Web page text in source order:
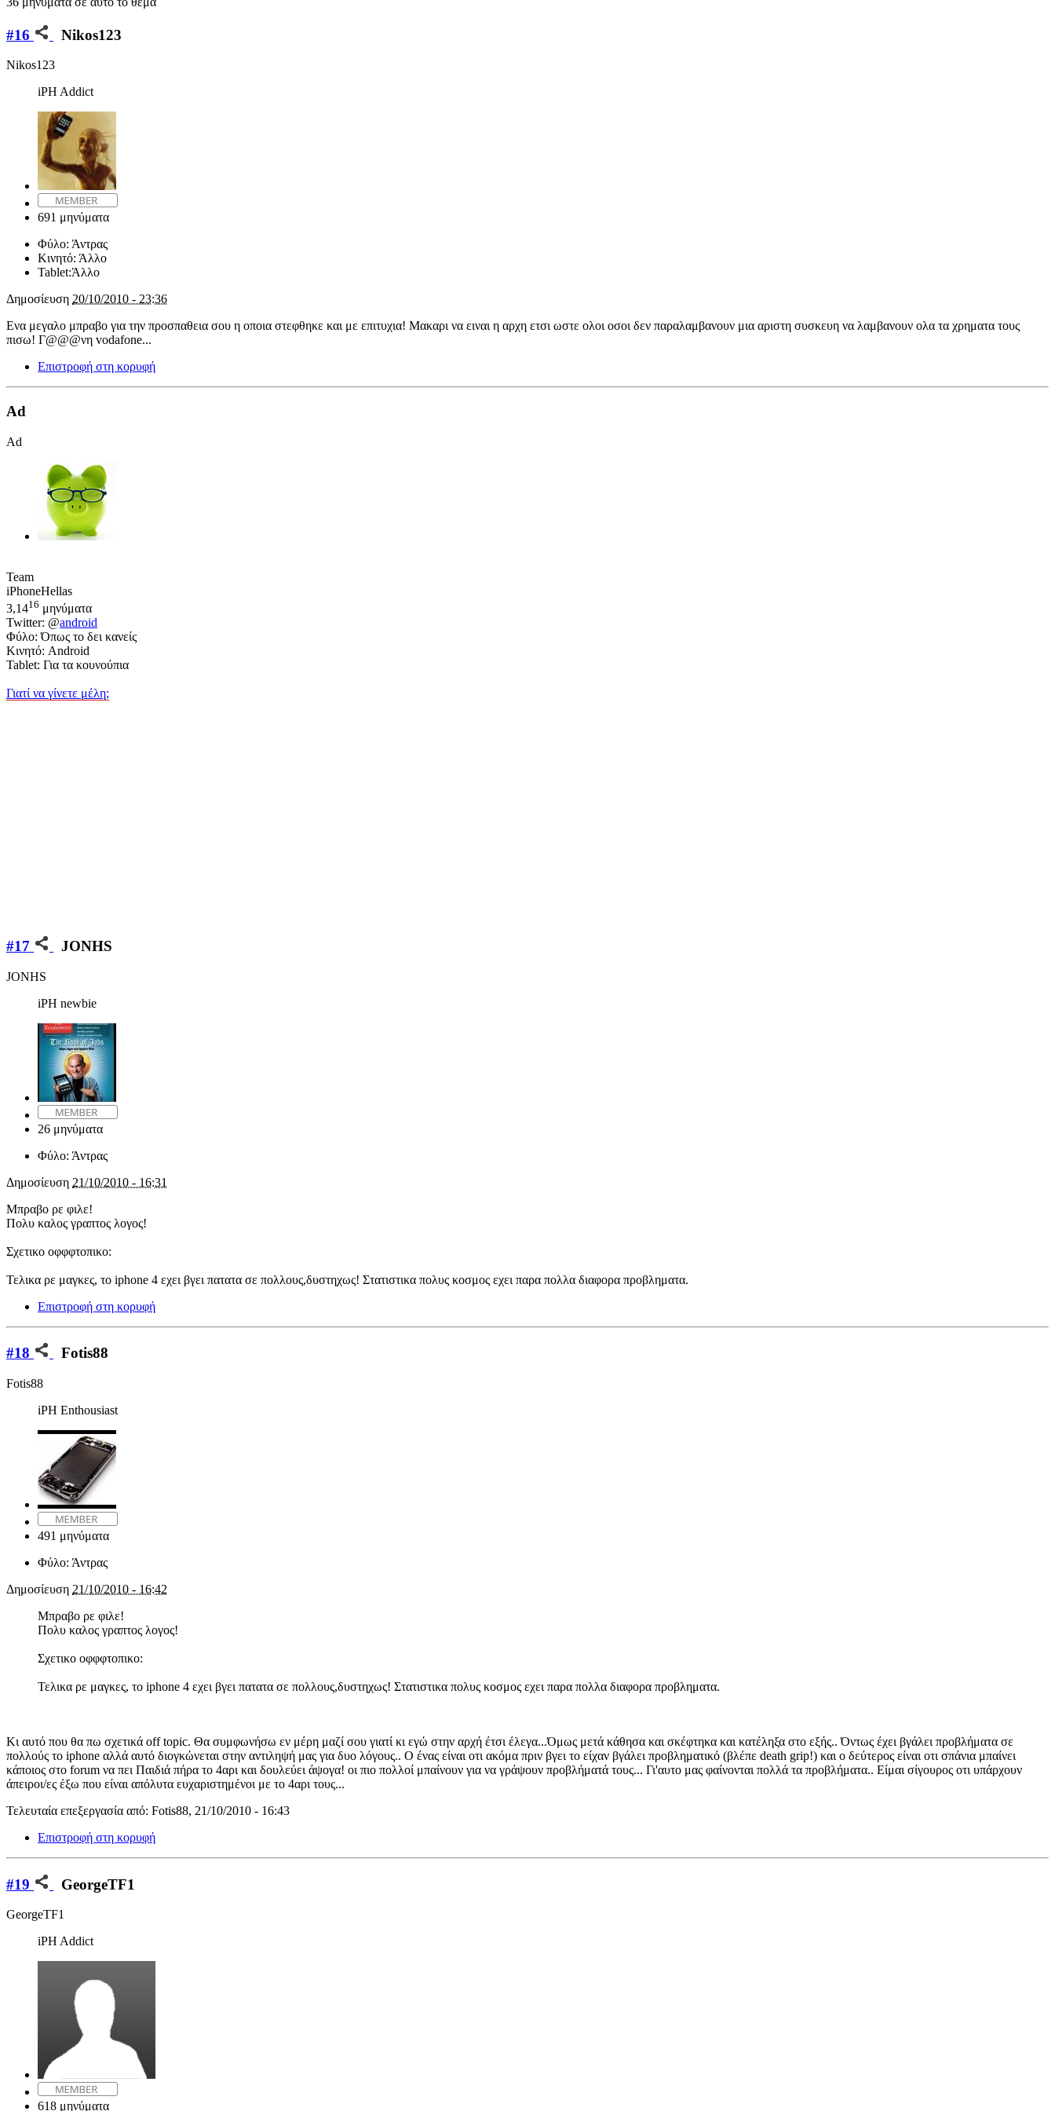
#16 Nikos123
Nikos123
iPH Addict
691 μηνύματα
Φύλο: Άντρας
Κινητό: Άλλο
Tablet:Άλλο
Δημοσίευση 20/10/2010 - 23:36
Ενα μεγαλο μπραβο για την προσπαθεια σου η οποια στεφθηκε και με επιτυχια! Μακαρι να ειναι η αρχη ετσι ωστε ολοι οσοι δεν παραλαμβανουν μια αριστη συσκευη να λαμβανουν ολα τα χρηματα τους
πισω! Γ@@@νη vodafone...
Επιστροφή στη κορυφή
Ad
Ad
Team
iPhoneHellas
3,1416 μηνύματα
Twitter: @android
Φύλο: Όπως το δει κανείς
Κινητό: Android
Tablet: Για τα κουνούπια
Γιατί να γίνετε μέλη;
#17 JONHS
JONHS
iPH newbie
26 μηνύματα
Φύλο: Άντρας
Δημοσίευση 21/10/2010 - 16:31
Μπραβο ρε φιλε!
Πολυ καλος γραπτος λογος!
Σχετικο οφφφτοπικο:
Τελικα ρε μαγκες, το iphone 4 εχει βγει πατατα σε πολλους,δυστηχως! Στατιστικα πολυς κοσμος εχει παρα πολλα διαφορα προβληματα.
Επιστροφή στη κορυφή
#18 Fotis88
Fotis88
iPH Enthousiast
491 μηνύματα
Φύλο: Άντρας
Δημοσίευση 21/10/2010 - 16:42
Μπραβο ρε φιλε!
Πολυ καλος γραπτος λογος!
Σχετικο οφφφτοπικο:
Τελικα ρε μαγκες, το iphone 4 εχει βγει πατατα σε πολλους,δυστηχως! Στατιστικα πολυς κοσμος εχει παρα πολλα διαφορα προβληματα.
Κι αυτό που θα πω σχετικά off topic. Θα συμφωνήσω εν μέρη μαζί σου γιατί κι εγώ στην αρχή έτσι έλεγα...Όμως μετά κάθησα και σκέφτηκα και κατέληξα στο εξής.. Όντως έχει βγάλει προβλήματα σε
πολλούς το iphone αλλά αυτό διογκώνεται στην αντιληψή μας για δυο λόγους.. Ο ένας είναι οτι ακόμα πριν βγει το είχαν βγάλει προβληματικό (βλέπε death grip!) και ο δεύτερος είναι οτι σπάνια μπαίνει
κάποιος στο forum να πει Παιδιά πήρα το 4αρι και δουλεύει άψογα! οι πιο πολλοί μπαίνουν για να γράψουν προβλήματά τους... Γι'αυτο μας φαίνονται πολλά τα προβλήματα.. Είμαι σίγουρος οτι υπάρχουν
άπειροι/ες έξω που είναι απόλυτα ευχαριστημένοι με το 4αρι τους...
Τελευταία επεξεργασία από: Fotis88, 21/10/2010 - 16:43
Επιστροφή στη κορυφή
#19 GeorgeTF1
GeorgeTF1
iPH Addict
618 μηνύματα